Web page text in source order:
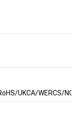
UKCA/WERCS/